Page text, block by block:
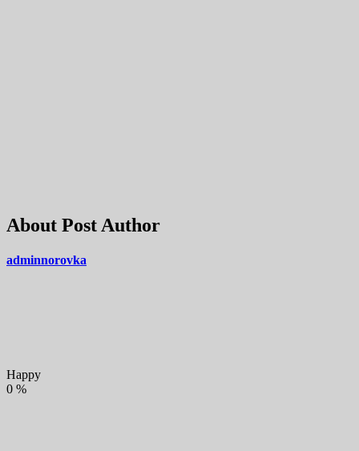
About Post Author
adminnorovka
Happy
0 %